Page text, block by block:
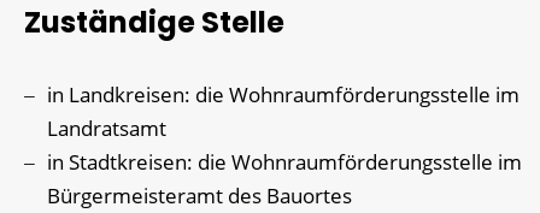
Zuständige Stelle
in Landkreisen: die Wohnraumförderungsstelle im
Landratsamt
in Stadtkreisen: die Wohnraumförderungsstelle im
Bürgermeisteramt des Bauortes